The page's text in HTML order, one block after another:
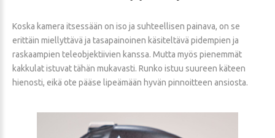
Koska kamera itsessään on iso ja suhteellisen painava, on se
erittäin miellyttävä ja tasapainoinen käsiteltävä pidempien ja
raskaampien teleobjektiivien kanssa. Mutta myös pienemmät
kakkulat istuvat tähän mukavasti. Runko istuu suureen käteen
hienosti, eikä ote pääse lipeämään hyvän pinnoitteen ansiosta.